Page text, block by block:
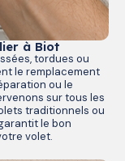
à Biot
tordues ou
le remplacement
ou le
sur tous les
traditionnels ou
le bon
volet.